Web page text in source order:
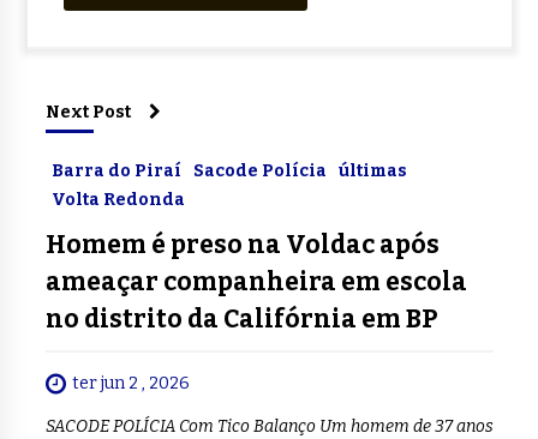
Next Post
Barra do Piraí Sacode Polícia
últimas
Volta Redonda
Homem é preso na Voldac após
ameaçar companheira em escola
no distrito da Califórnia em BP
ter jun 2 , 2026
SACODE POLÍCIA Com Tico Balanço Um homem de 37 anos